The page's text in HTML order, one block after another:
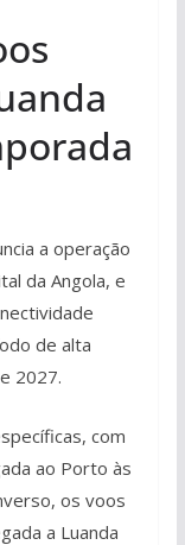
a operação
da Angola, e
de alta
2027.
com
ao Porto às
os voos
a Luanda